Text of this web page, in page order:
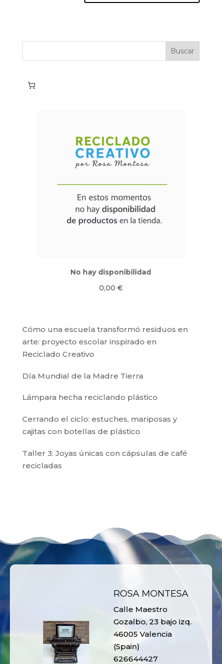
No hay disponibilidad
0,00 €
Cómo una escuela transformó residuos en
arte: proyecto escolar inspirado en
Reciclado Creativo
Día Mundial de la Madre Tierra
Lámpara hecha reciclando plástico
Cerrando el ciclo: estuches, mariposas y
cajitas con botellas de plástico
Taller 3: Joyas únicas con cápsulas de café
recicladas
ROSA MONTESA
Calle Maestro
Gozalbo, 23 bajo izq.
46005 Valencia
(Spain)
626644427